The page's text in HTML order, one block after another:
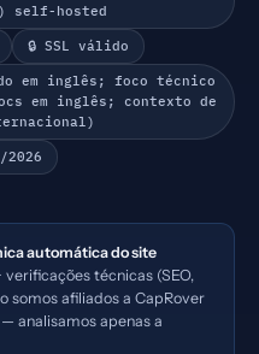
self-hosted
🔒 SSL válido
em inglês; foco técnico
em inglês; contexto de
2026
automática do site
verificações técnicas (SEO,
somos afiliados a CapRover
analisamos apenas a